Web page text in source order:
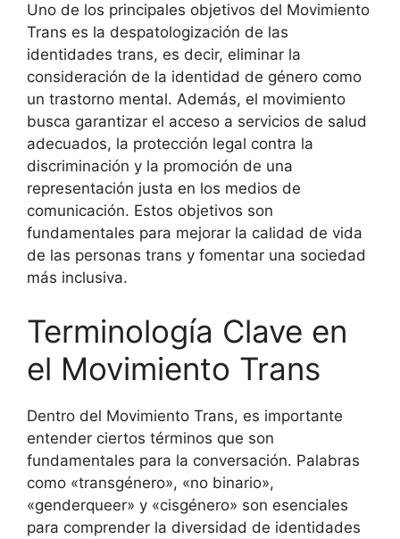
Uno de los principales objetivos del Movimiento
Trans es la despatologización de las
identidades trans, es decir, eliminar la
consideración de la identidad de género como
un trastorno mental. Además, el movimiento
busca garantizar el acceso a servicios de salud
adecuados, la protección legal contra la
discriminación y la promoción de una
representación justa en los medios de
comunicación. Estos objetivos son
fundamentales para mejorar la calidad de vida
de las personas trans y fomentar una sociedad
más inclusiva.
Terminología Clave en
el Movimiento Trans
Dentro del Movimiento Trans, es importante
entender ciertos términos que son
fundamentales para la conversación. Palabras
como «transgénero», «no binario»,
«genderqueer» y «cisgénero» son esenciales
para comprender la diversidad de identidades